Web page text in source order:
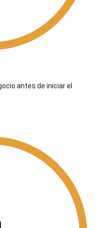
antes de iniciar el